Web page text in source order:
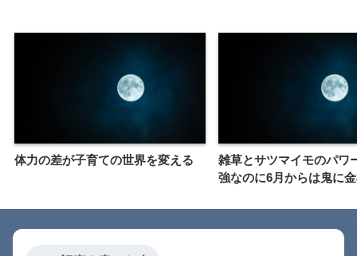
体力の差が子育ての世界を変える
雑草とサツマイモのパワ
強なのに6月からは鬼に